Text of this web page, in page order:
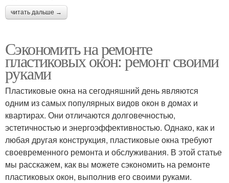
читать дальше →
Сэкономить на ремонте
пластиковых окон: ремонт своими
руками
Пластиковые окна на сегодняшний день являются
одним из самых популярных видов окон в домах и
квартирах. Они отличаются долговечностью,
эстетичностью и энергоэффективностью. Однако, как и
любая другая конструкция, пластиковые окна требуют
своевременного ремонта и обслуживания. В этой статье
мы расскажем, как вы можете сэкономить на ремонте
пластиковых окон, выполнив его своими руками.